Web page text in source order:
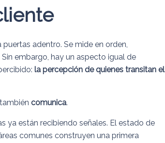
adentro. Se mide en orden,
embargo, hay un aspecto igual de
la percepción de quienes transitan el
comunica.
ya están recibiendo señales. El estado de
comunes construyen una primera